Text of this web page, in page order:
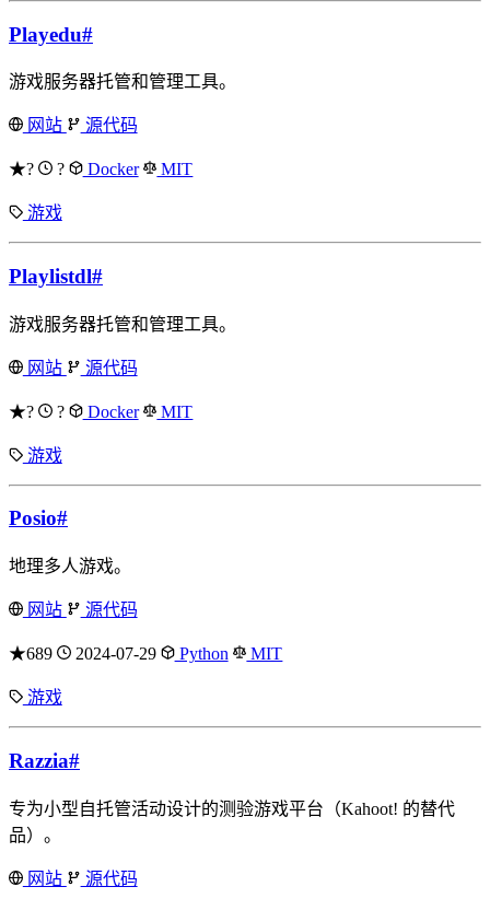
Playedu#
游戏服务器托管和管理工具。
网站 源代码
★? ? Docker MIT
游戏
Playlistdl#
游戏服务器托管和管理工具。
网站 源代码
★? ? Docker MIT
游戏
Posio#
地理多人游戏。
网站 源代码
★689 2024-07-29 Python MIT
游戏
Razzia#
专为小型自托管活动设计的测验游戏平台（Kahoot! 的替代
品）。
网站 源代码